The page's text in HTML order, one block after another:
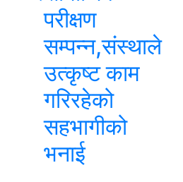
परीक्षण
सम्पन्न,संस्थाले
उत्कृष्ट काम
गरिरहेको
सहभागीको
भनाई